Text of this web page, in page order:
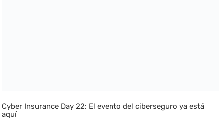
Cyber Insurance Day 22: El evento del ciberseguro ya está
aquí